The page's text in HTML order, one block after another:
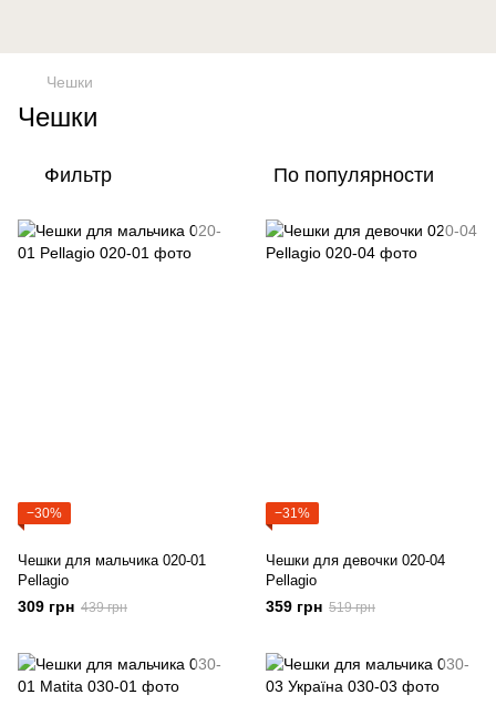
Чешки
Чешки
Фильтр По популярности
−30%
Чешки для мальчика 020-01
Pellagio
309 грн 439 грн
−31%
Чешки для девочки 020-04
Pellagio
359 грн 519 грн